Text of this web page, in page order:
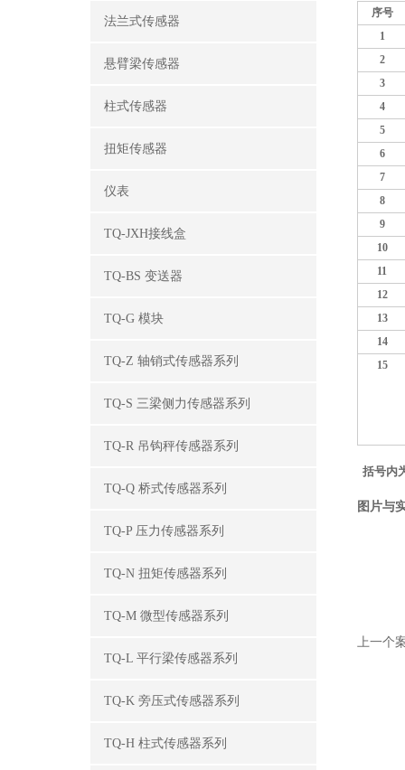
法兰式传感器
悬臂梁传感器
柱式传感器
扭矩传感器
仪表
TQ-JXH接线盒
TQ-BS 变送器
TQ-G 模块
TQ-Z 轴销式传感器系列
TQ-S 三梁侧力传感器系列
TQ-R 吊钩秤传感器系列
TQ-Q 桥式传感器系列
TQ-P 压力传感器系列
TQ-N 扭矩传感器系列
TQ-M 微型传感器系列
TQ-L 平行梁传感器系列
TQ-K 旁压式传感器系列
TQ-H 柱式传感器系列
序号
1
2
3
4
5
6
7
8
9
10
11
12
13
14
15
括号内
图片与
上一个